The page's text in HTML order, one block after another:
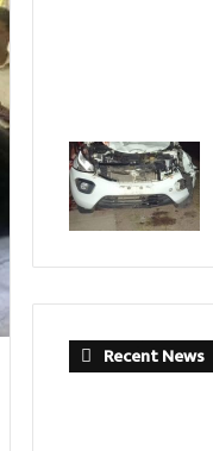
Recent News